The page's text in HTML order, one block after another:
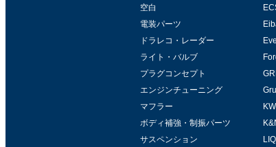
空白
電装パーツ
ドラレコ・レーダー
ライト・バルブ
プラグコンセプト
エンジンチューニング
マフラー
ボディ補強・制振パーツ
サスペンション
KW